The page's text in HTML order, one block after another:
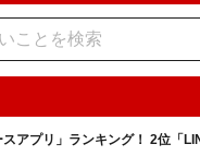
アプリ」ランキング！ 2位「